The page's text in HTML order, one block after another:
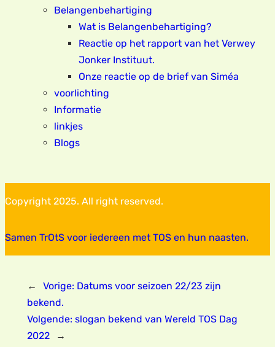
Belangenbehartiging
Wat is Belangenbehartiging?
Reactie op het rapport van het Verwey
Jonker Instituut.
Onze reactie op de brief van Siméa
voorlichting
Informatie
linkjes
Blogs
Copyright 2025. All right reserved.
Samen TrOtS voor iedereen met TOS en hun naasten.
← Vorige: Datums voor seizoen 22/23 zijn
bekend.
Volgende: slogan bekend van Wereld TOS Dag
2022
→